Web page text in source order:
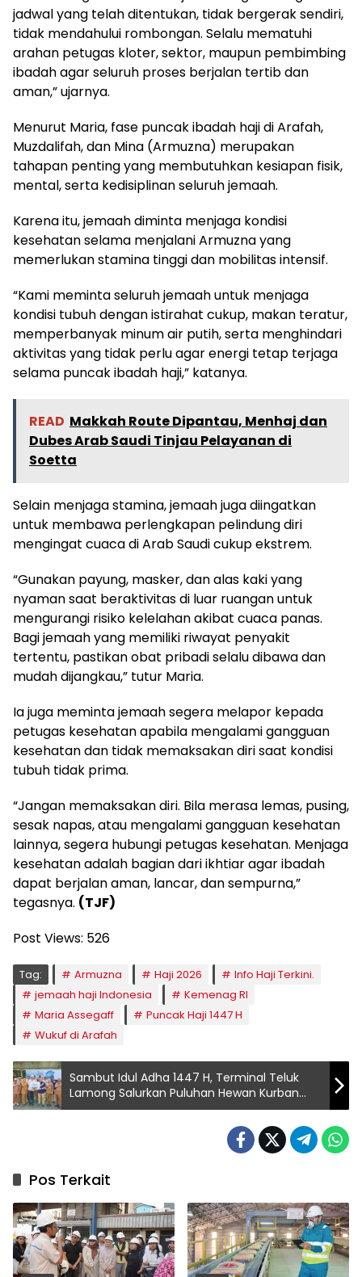
jadwal yang telah ditentukan, tidak bergerak sendiri,
tidak mendahului rombongan. Selalu mematuhi
arahan petugas kloter, sektor, maupun pembimbing
ibadah agar seluruh proses berjalan tertib dan
aman,” ujarnya.
Menurut Maria, fase puncak ibadah haji di Arafah,
Muzdalifah, dan Mina (Armuzna) merupakan
tahapan penting yang membutuhkan kesiapan fisik,
mental, serta kedisiplinan seluruh jemaah.
Karena itu, jemaah diminta menjaga kondisi
kesehatan selama menjalani Armuzna yang
memerlukan stamina tinggi dan mobilitas intensif.
“Kami meminta seluruh jemaah untuk menjaga
kondisi tubuh dengan istirahat cukup, makan teratur,
memperbanyak minum air putih, serta menghindari
aktivitas yang tidak perlu agar energi tetap terjaga
selama puncak ibadah haji,” katanya.
READ Makkah Route Dipantau, Menhaj dan
Dubes Arab Saudi Tinjau Pelayanan di
Soetta
Selain menjaga stamina, jemaah juga diingatkan
untuk membawa perlengkapan pelindung diri
mengingat cuaca di Arab Saudi cukup ekstrem.
“Gunakan payung, masker, dan alas kaki yang
nyaman saat beraktivitas di luar ruangan untuk
mengurangi risiko kelelahan akibat cuaca panas.
Bagi jemaah yang memiliki riwayat penyakit
tertentu, pastikan obat pribadi selalu dibawa dan
mudah dijangkau,” tutur Maria.
Ia juga meminta jemaah segera melapor kepada
petugas kesehatan apabila mengalami gangguan
kesehatan dan tidak memaksakan diri saat kondisi
tubuh tidak prima.
“Jangan memaksakan diri. Bila merasa lemas, pusing,
sesak napas, atau mengalami gangguan kesehatan
lainnya, segera hubungi petugas kesehatan. Menjaga
kesehatan adalah bagian dari ikhtiar agar ibadah
dapat berjalan aman, lancar, dan sempurna,”
tegasnya. (TJF)
Post Views: 526
Tag: Armuzna Haji 2026
Info Haji Terkini.
jemaah haji Indonesia
Kemenag RI
Maria Assegaff
Puncak Haji 1447 H
Wukuf di Arafah
Sambut Idul Adha 1447 H, Terminal Teluk
Lamong Salurkan Puluhan Hewan Kurban
untuk Masyarakat Ring 1
Pos Terkait